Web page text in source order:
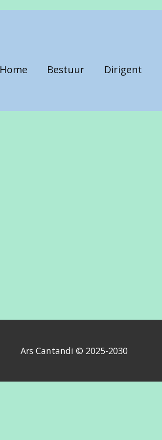
Home Bestuur Dirigent
Ars Cantandi © 2025-2030